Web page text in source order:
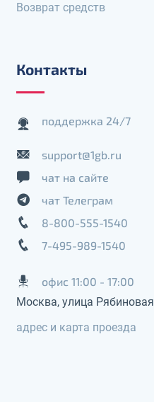
Возврат средств
Контакты
поддержка 24/7
support@1gb.ru
чат на сайте
чат Телеграм
8-800-555-1540
7-495-989-1540
офис 11:00 - 17:00
Москва, улица Рябиновая
адрес и карта проезда